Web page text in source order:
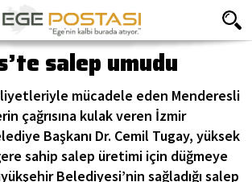
salep umudu
mücadele eden Menderesli
çağrısına kulak veren İzmir
Başkanı Dr. Cemil Tugay, yüksek
sahip salep üretimi için düğmeye
Belediyesi’nin sağladığı salep